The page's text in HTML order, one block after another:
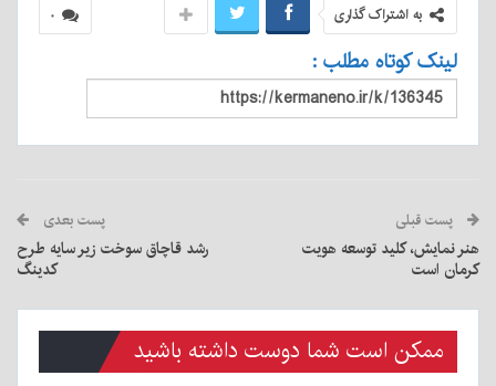
۰ به اشتراک گذاری
لینک کوتاه مطلب :
پست قبلی
هنر نمایش، کلید توسعه هویت
کرمان است
پست بعدی
رشد قاچاق سوخت زیر سایه طرح
کدینگ
ممکن است شما دوست داشته باشید